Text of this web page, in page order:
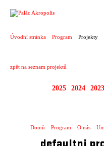
Úvodní stránka Program Projekty
zpět na seznam projektů
2025 2024 2023
Domů Program O nás